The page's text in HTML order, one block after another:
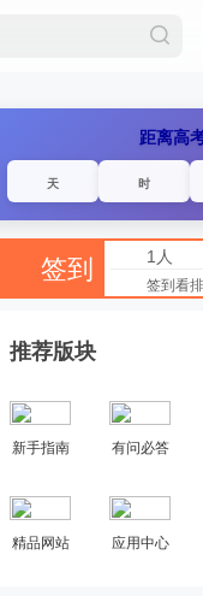
距离高
天 时
签到 1人
签到看
推荐版块
新手指南 有问必答
精品网站 应用中心